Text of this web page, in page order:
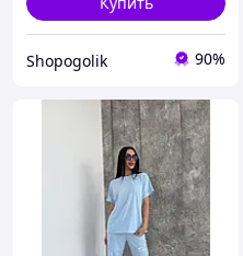
Shopogolik 90%